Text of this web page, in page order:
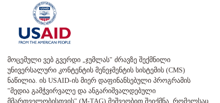
მოცემული ვებ გვერდი „ჯუმლას" ძრავზე შექმნილი
უნივერსალური კონტენტის მენეჯმენტის სისტემის (CMS)
ნაწილია. ის USAID-ის მიერ დაფინანსებული პროგრამის
"მედია გამჭვირვალე და ანგარიშვალდებული
მმართველობისთვის" (M-TAG) მეშვეობით შეიქმნა, რომელსაც